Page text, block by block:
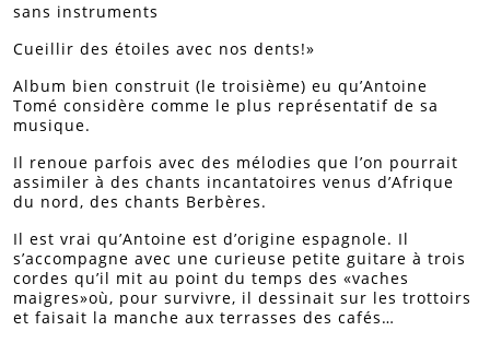
sans instruments
Cueillir des étoiles avec nos dents!»
Album bien construit (le troisième) eu qu’Antoine
Tomé considère comme le plus représentatif de sa
musique.
Il renoue parfois avec des mélodies que l’on pourrait
assimiler à des chants incantatoires venus d’Afrique
du nord, des chants Berbères.
Il est vrai qu’Antoine est d’origine espagnole. Il
s’accompagne avec une curieuse petite guitare à trois
cordes qu’il mit au point du temps des «vaches
maigres»où, pour survivre, il dessinait sur les trottoirs
et faisait la manche aux terrasses des cafés…